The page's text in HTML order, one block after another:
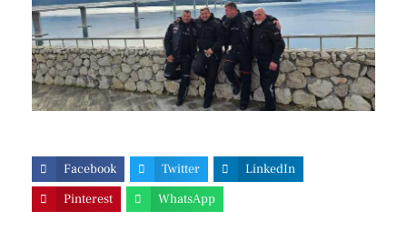
Facebook Twitter
LinkedIn
Pinterest
WhatsApp